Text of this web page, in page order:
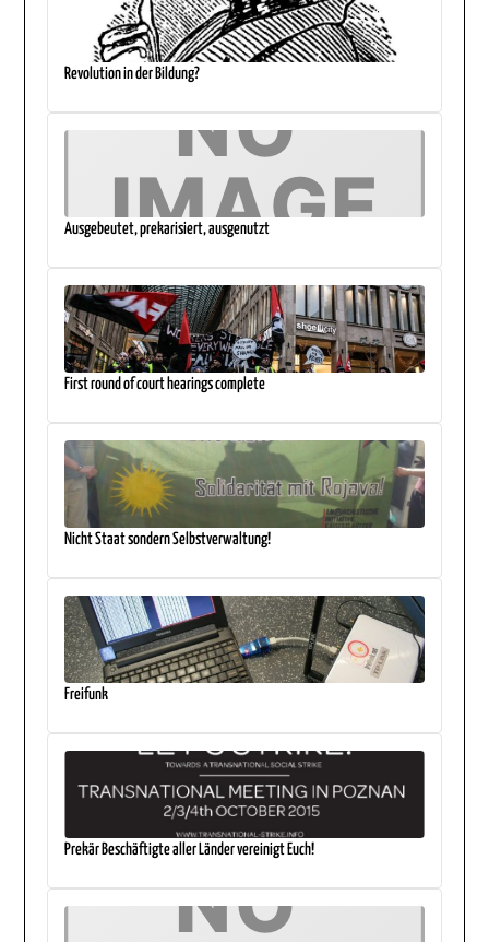
Revolution in der Bildung?
Ausgebeutet, prekarisiert, ausgenutzt
First round of court hearings complete
Nicht Staat sondern Selbstverwaltung!
Freifunk
Prekär Beschäftigte aller Länder vereinigt Euch!